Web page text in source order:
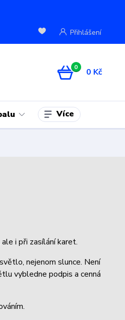
Přihlášení
0 0 Kč
Více
i při zasílání karet.
světlo, nejenom slunce. Není
vybledne podpis a cenná